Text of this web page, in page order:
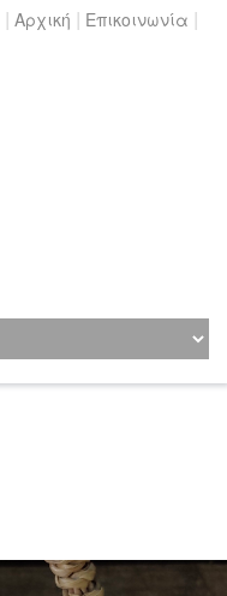
| Αρχική | Επικοινωνία |